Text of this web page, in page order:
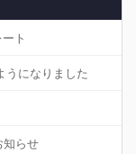
ト
うになりました
知らせ